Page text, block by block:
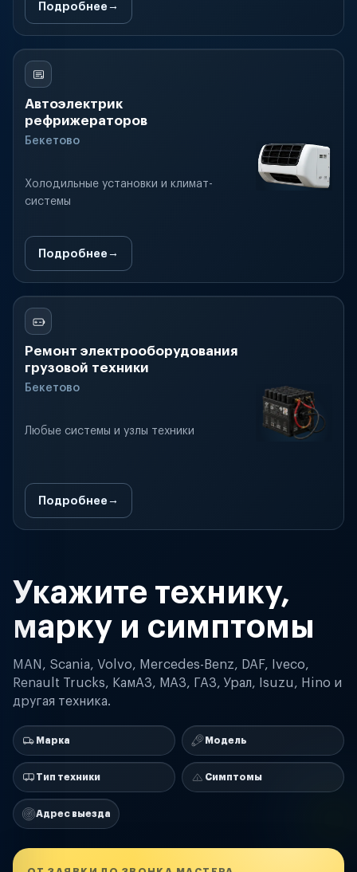
Подробнее
Автоэлектрик
рефрижераторов
Бекетово
Холодильные установки и климат-
системы
Подробнее
Ремонт электрооборудования
грузовой техники
Бекетово
Любые системы и узлы техники
Подробнее
Укажите технику,
марку и симптомы
MAN, Scania, Volvo, Mercedes-Benz, DAF, Iveco,
Renault Trucks, КамАЗ, МАЗ, ГАЗ, Урал, Isuzu, Hino и
другая техника.
Марка Модель
Тип техники Симптомы
Адрес выезда